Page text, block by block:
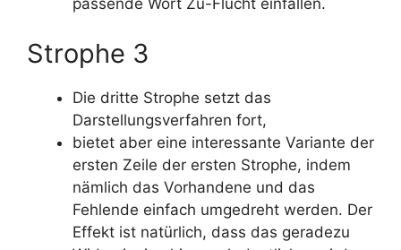
passende Wort Zu-Flucht einfallen.
Strophe 3
Die dritte Strophe setzt das
Darstellungsverfahren fort,
bietet aber eine interessante Variante der
ersten Zeile der ersten Strophe, indem
nämlich das Vorhandene und das
Fehlende einfach umgedreht werden. Der
Effekt ist natürlich, dass das geradezu